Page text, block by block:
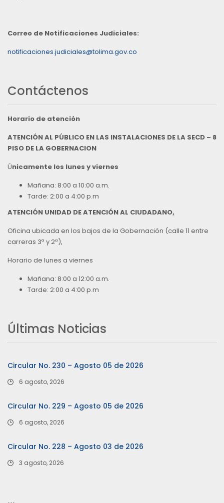
Correo de Notificaciones Judiciales:
notificaciones.judiciales@tolima.gov.co
Contáctenos
Horario de atención
ATENCIÓN AL PÚBLICO EN LAS INSTALACIONES DE LA SECD – 8
PISO DE LA GOBERNACION
Únicamente los lunes y viernes
Mañana: 8:00 a 10:00 a.m.
Tarde: 2:00 a 4:00 p.m
ATENCIÓN UNIDAD DE ATENCIÓN AL CIUDADANO,
Oficina ubicada en los bajos de la Gobernación (calle 11 entre
carreras 3ª y 2ª),
Horario de lunes a viernes
Mañana: 8:00 a 12:00 a.m.
Tarde: 2:00 a 4:00 p.m
Últimas Noticias
Circular No. 230 – Agosto 05 de 2026
6 agosto, 2026
Circular No. 229 – Agosto 05 de 2026
6 agosto, 2026
Circular No. 228 – Agosto 03 de 2026
3 agosto, 2026